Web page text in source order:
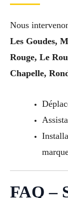
Nous
Les Goudes,
Rouge, Le
Chapelle,
FAQ –